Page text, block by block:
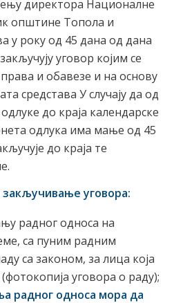
директора Националне
општине Топола и
у року од 45 дана од дана
уговор којим се
и обавезе и на основу
средстава У случају да од
до краја календарске
одлука има мање од 45
до краја те
уговора:
радног односа на
са пуним радним
са законом, за лица која
уговора о раду);
радног односа мора да